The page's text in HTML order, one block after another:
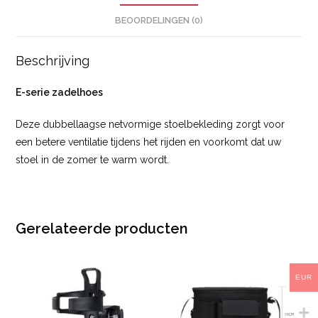
BEOORDELINGEN (0)
Beschrijving
E-serie zadelhoes
Deze dubbellaagse netvormige stoelbekleding zorgt voor
een betere ventilatie tijdens het rijden en voorkomt dat uw
stoel in de zomer te warm wordt.
Gerelateerde producten
EUR